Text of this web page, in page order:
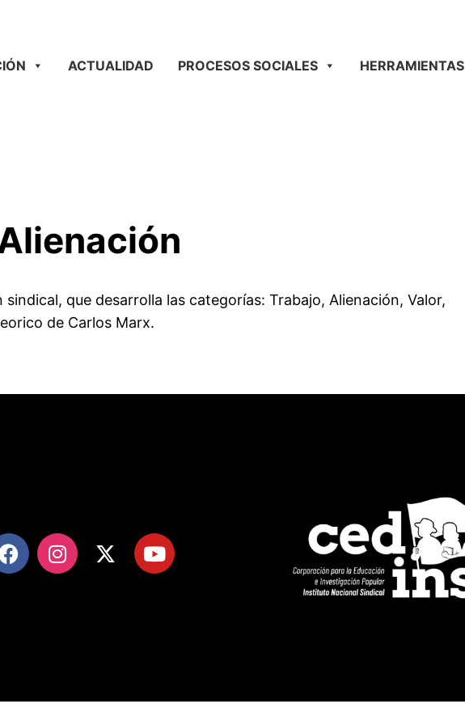
ACTUALIDAD PROCESOS SOCIALES HERRAMIENTAS
que desarrolla las categorías: Trabajo, Alienación, Valor,
de Carlos Marx.